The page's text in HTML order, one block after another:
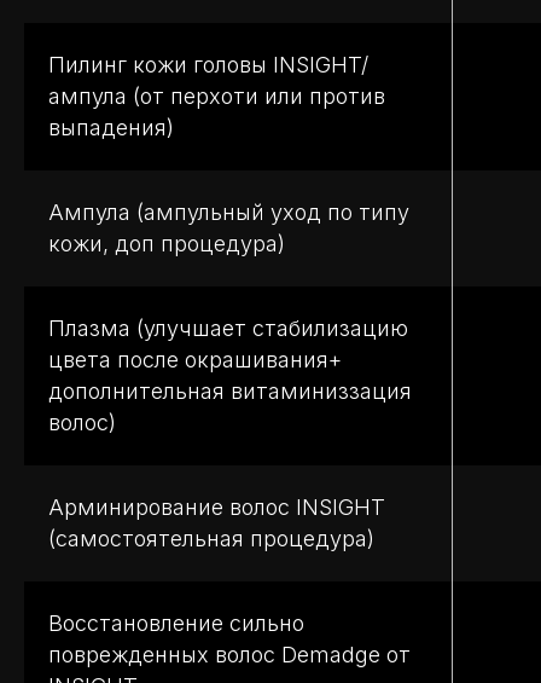
Пилинг кожи головы INSIGHT/
ампула (от перхоти или против
выпадения)
Ампула (ампульный уход по типу
кожи, доп процедура)
Плазма (улучшает стабилизацию
цвета после окрашивания+
дополнительная витаминиззация
волос)
Арминирование волос INSIGHT
(самостоятельная процедура)
Восстановление сильно
поврежденных волос Demadge от